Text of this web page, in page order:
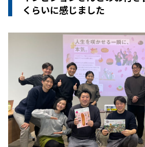
くらいに感じました